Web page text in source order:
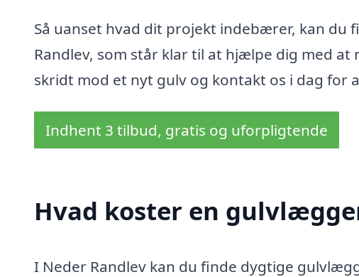
Så uanset hvad dit projekt indebærer, kan
Randlev, som står klar til at hjælpe dig med
skridt mod et nyt gulv og kontakt os i dag for
Indhent 3 tilbud, gratis og uforpligtende
Hvad koster en
I Neder Randlev kan du finde dygtige